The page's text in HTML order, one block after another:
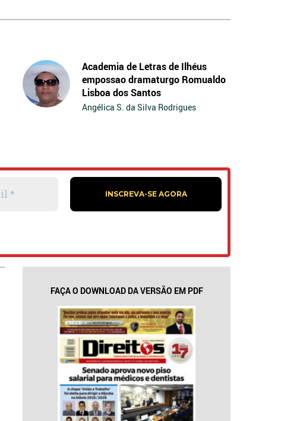
Academia de Letras de Ilhéus
empossao dramaturgo Romualdo
Lisboa dos Santos
Angélica S. da Silva Rodrigues
FAÇA O DOWNLOAD DA VERSÃO EM PDF